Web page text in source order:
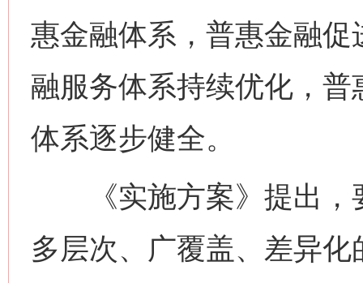
惠金融体系，普惠金融
融服务体系持续优化，
体系逐步健全。
《实施方案》提出，
多层次、广覆盖、差异